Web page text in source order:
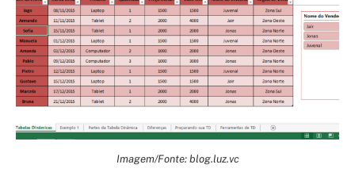
Imagem/Fonte: blog.luz.vc